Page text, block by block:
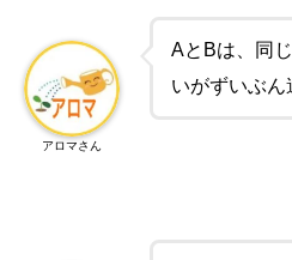
AとBは、同
いがずいぶん
アロマさん